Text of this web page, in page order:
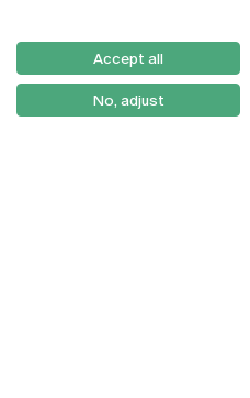
Accept all
No, adjust